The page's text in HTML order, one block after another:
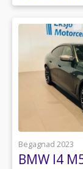
Begagnad 2023